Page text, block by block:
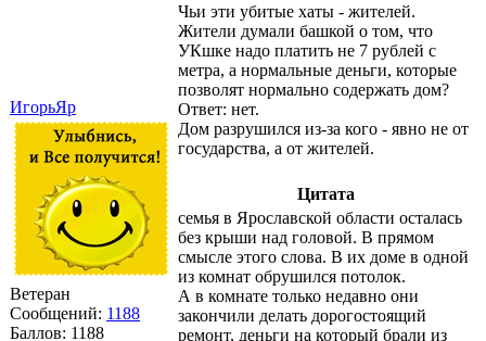
ИгорьЯр
Ветеран
Сообщений: 1188
Баллов: 1188
Чьи эти убитые хаты - жителей.
Жители думали башкой о том, что
УКшке надо платить не 7 рублей с
метра, а нормальные деньги, которые
позволят нормально содержать дом?
Ответ: нет.
Дом разрушился из-за кого - явно не от
государства, а от жителей.
Цитата
семья в Ярославской области осталась
без крыши над головой. В прямом
смысле этого слова. В их доме в одной
из комнат обрушился потолок.
А в комнате только недавно они
закончили делать дорогостоящий
ремонт, деньги на который брали из